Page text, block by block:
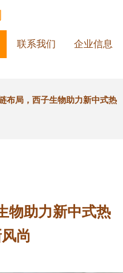
联系我们 企业信息
布局，西子生物助力新中式热
物助力新中式热
尚